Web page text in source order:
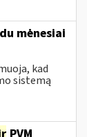
mėnesiai
kad
sistemą
PVM